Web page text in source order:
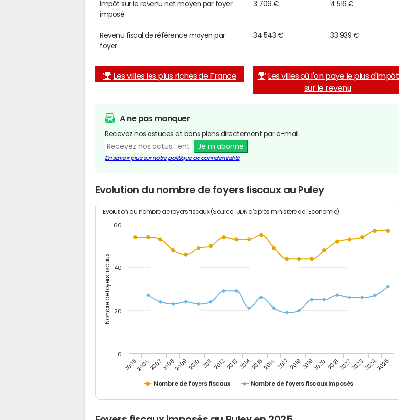
Impôt sur le revenu net moyen par foyer
imposé
3 709 € 4 516 €
Revenu fiscal de référence moyen par
foyer
34 543 € 33 939 €
Les villes les plus riches de France
Les villes où l'on paye le plus d'impôt
sur le revenu
A ne pas manquer
Recevez nos astuces et bons plans directement par e-mail.
Je m'abonne
En savoir plus sur notre politique de confidentialité
Evolution du nombre de foyers fiscaux au Puley
Nombre de foyers fiscaux
Evolution du nombre de foyers fiscaux (Source : JDN d'après ministère de l'Economie)
Nombre de foyers fiscaux Nombre de foyers fiscaux imposés
200520062007200820092010 201120122013201420152016 2017 20182019202020212022202320242025
0
20
40
60